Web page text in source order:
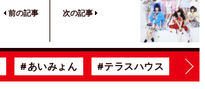
前の記事 次の記事
#あいみょん #テラスハウス #漫